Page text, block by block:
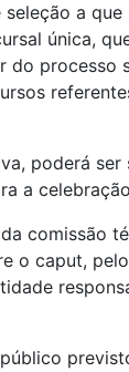
a que
única,
do processo
poderá ser
a
comissão
o caput,